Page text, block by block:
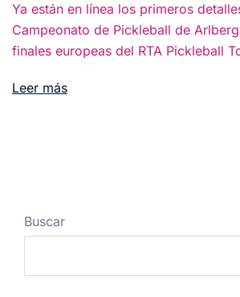
Ya están en línea los primeros
Campeonato de Pickleball de
finales europeas del RTA Pickleball
Leer más
Buscar